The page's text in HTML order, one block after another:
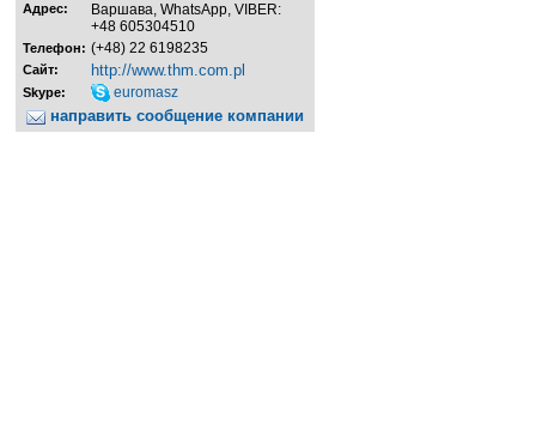
Адрес:
Варшава, WhatsApp, VIBER:
+48 605304510
Телефон: (+48) 22 6198235
Сайт: http://www.thm.com.pl
Skype: euromasz
направить сообщение компании